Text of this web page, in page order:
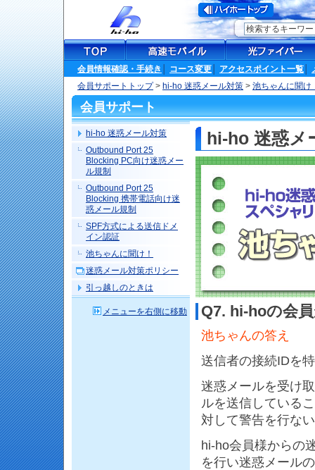
会員情報確認・手続き コース変更 アクセスポイント一覧
会員サポートトップ> hi-ho 迷惑メール対策 > 池ちゃんに聞け
会員サポート
hi-ho 迷惑メ
Q7. hi-hoの会
池ちゃんの答え
送信者の接続IDを
迷惑メールを受け
ルを送信している
対して警告を行な
hi-ho会員様からの
を行い迷惑メール
hi-ho 迷惑メール対策
Outbound Port 25
Blocking PC向け迷惑メー
ル規制
Outbound Port 25
Blocking 携帯電話向け迷
惑メール規制
SPF方式による送信ドメ
イン認証
池ちゃんに聞け！
迷惑メール対策ポリシー
引っ越しのときは
メニューを右側に移動